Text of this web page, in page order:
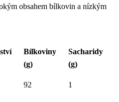
obsahem bílkovin a nízkým
Bílkoviny
(g)
Sacharidy
(g)
92 1